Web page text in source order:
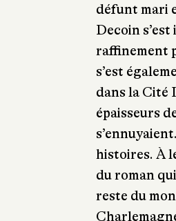
défunt mari
Decoin
raffinement
s’est
dans la Cité
épaisseurs
histoires. À
du roman
reste du